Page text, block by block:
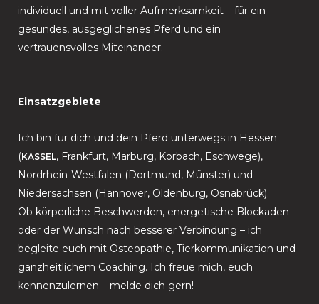
individuell und mit voller Aufmerksamkeit – für ein
gesundes, ausgeglichenes Pferd und ein
vertrauensvolles Miteinander.
Einsatzgebiete
Ich bin für dich und dein Pferd unterwegs in Hessen
(KASSEL, Frankfurt, Marburg, Korbach, Eschwege),
Nordrhein-Westfalen (Dortmund, Münster) und
Niedersachsen (Hannover, Oldenburg, Osnabrück).
Ob körperliche Beschwerden, energetische Blockaden
oder der Wunsch nach besserer Verbindung – ich
begleite euch mit Osteopathie, Tierkommunikation und
ganzheitlichem Coaching. Ich freue mich, euch
kennenzulernen – melde dich gern!